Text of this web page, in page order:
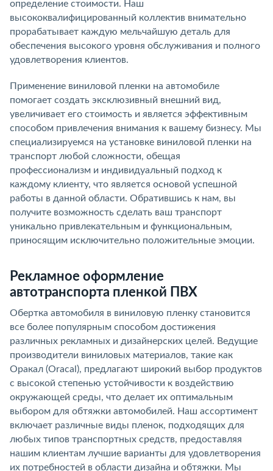
определение стоимости. Наш
высококвалифицированный коллектив внимательно
прорабатывает каждую мельчайшую деталь для
обеспечения высокого уровня обслуживания и полного
удовлетворения клиентов.
Применение виниловой пленки на автомобиле
помогает создать эксклюзивный внешний вид,
увеличивает его стоимость и является эффективным
способом привлечения внимания к вашему бизнесу. Мы
специализируемся на установке виниловой пленки на
транспорт любой сложности, обещая
профессионализм и индивидуальный подход к
каждому клиенту, что является основой успешной
работы в данной области. Обратившись к нам, вы
получите возможность сделать ваш транспорт
уникально привлекательным и функциональным,
приносящим исключительно положительные эмоции.
Рекламное оформление
автотранспорта пленкой ПВХ
Обертка автомобиля в виниловую пленку становится
все более популярным способом достижения
различных рекламных и дизайнерских целей. Ведущие
производители виниловых материалов, такие как
Оракал (Oracal), предлагают широкий выбор продуктов
с высокой степенью устойчивости к воздействию
окружающей среды, что делает их оптимальным
выбором для обтяжки автомобилей. Наш ассортимент
включает различные виды пленок, подходящих для
любых типов транспортных средств, предоставляя
нашим клиентам лучшие варианты для удовлетворения
их потребностей в области дизайна и обтяжки. Мы